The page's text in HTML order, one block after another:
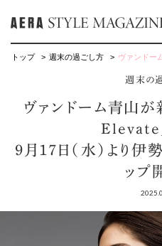
トップ 週末の過ごし方 ヴァンドーム青山が新コ
週末の
ヴァンドーム青山が
Elevate
9月17日（水）より伊
ップ